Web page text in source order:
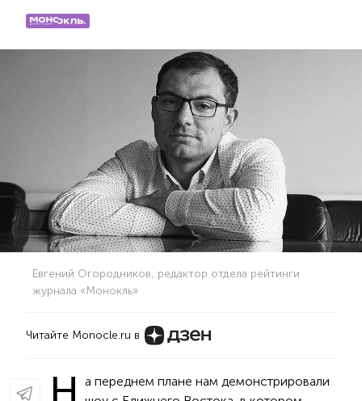
Евгений Огородников, редактор отдела рейтинги
журнала «Монокль»
Читайте Monocle.ru в
Н
а переднем плане нам демонстрировали